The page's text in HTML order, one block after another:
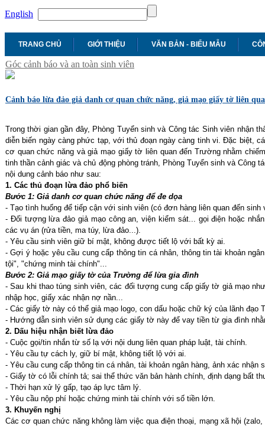
English
TRANG CHỦ GIỚI THIỆU VĂN BẢN - BIỂU MẪU
Góc cảnh báo và an toàn sinh viên
Cảnh báo lừa đảo giả danh cơ quan chức năng, giả mạo giấy tờ liên
Trong thời gian gần đây, Phòng Tuyển sinh và Công tác Sinh viên nhận
diễn biến ngày càng phức tạp, với thủ đoạn ngày càng tinh vi. Đặc biệt,
cơ quan chức năng và giả mạo giấy tờ liên quan đến Trường nhằm
tinh thần cảnh giác và chủ động phòng tránh, Phòng Tuyển sinh và Công
nội dung cảnh báo như sau:
1. Các thủ đoạn lừa đảo phổ biến
Bước 1: Giả danh cơ quan chức năng để đe dọa
- Tạo tình huống để tiếp cận với sinh viên (có đơn hàng liên quan đến
- Đối tượng lừa đảo giả mạo công an, viện kiểm sát... gọi điện hoặc
các vụ án (rửa tiền, ma túy, lừa đảo...).
- Yêu cầu sinh viên giữ bí mật, không được tiết lộ với bất kỳ ai.
- Gợi ý hoặc yêu cầu cung cấp thông tin cá nhân, thông tin tài khoản
tội", "chứng minh tài chính"...
Bước 2: Giả mạo giấy tờ của Trường để lừa gia đình
- Sau khi thao túng sinh viên, các đối tượng cung cấp giấy tờ giả mạo
nhập học, giấy xác nhận nợ nần...
- Các giấy tờ này có thể giả mạo logo, con dấu hoặc chữ ký của lãnh
- Hướng dẫn sinh viên sử dụng các giấy tờ này để vay tiền từ gia đình
2. Dấu hiệu nhận biết lừa đảo
- Cuộc gọi/tin nhắn từ số lạ với nội dung liên quan pháp luật, tài chính.
- Yêu cầu tự cách ly, giữ bí mật, không tiết lộ với ai.
- Yêu cầu cung cấp thông tin cá nhân, tài khoản ngân hàng, ảnh xác nhận
- Giấy tờ có lỗi chính tả; sai thể thức văn bản hành chính, định dạng bất
- Thời hạn xử lý gấp, tạo áp lực tâm lý.
- Yêu cầu nộp phí hoặc chứng minh tài chính với số tiền lớn.
3. Khuyến nghị
Các cơ quan chức năng không làm việc qua điện thoại, mạng xã hội